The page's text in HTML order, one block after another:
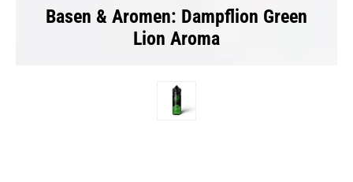
Basen & Aromen: Dampflion Green
Lion Aroma